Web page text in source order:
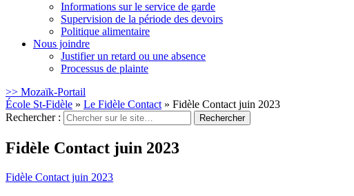
Informations sur le service de garde
Supervision de la période des devoirs
Politique alimentaire
Nous joindre
Justifier un retard ou une absence
Processus de plainte
>> Mozaïk-Portail
École St-Fidèle » Le Fidèle Contact » Fidèle Contact juin 2023
Rechercher :
Fidèle Contact juin 2023
Fidèle Contact juin 2023